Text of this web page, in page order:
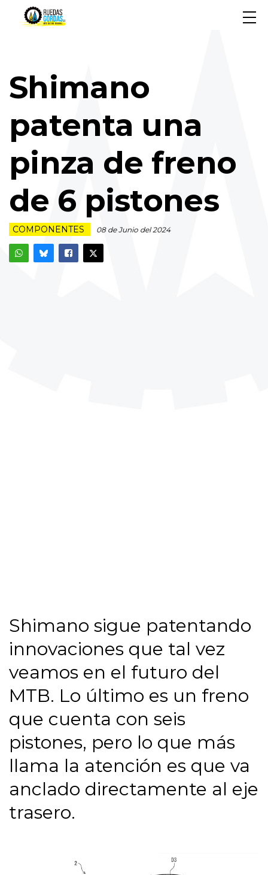
Shimano
patenta una
pinza de freno
de 6 pistones
COMPONENTES 08 de Junio del 2024
Shimano sigue patentando
innovaciones que tal vez
veamos en el futuro del
MTB. Lo último es un freno
que cuenta con seis
pistones, pero lo que más
llama la atención es que va
anclado directamente al eje
trasero.